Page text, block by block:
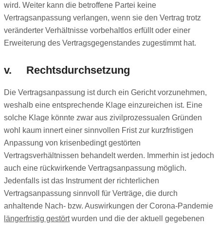
wird. Weiter kann die betroffene Partei keine
Vertragsanpassung verlangen, wenn sie den Vertrag trotz
veränderter Verhältnisse vorbehaltlos erfüllt oder einer
Erweiterung des Vertragsgegenstandes zugestimmt hat.
v. Rechtsdurchsetzung
Die Vertragsanpassung ist durch ein Gericht vorzunehmen,
weshalb eine entsprechende Klage einzureichen ist. Eine
solche Klage könnte zwar aus zivilprozessualen Gründen
wohl kaum innert einer sinnvollen Frist zur kurzfristigen
Anpassung von krisenbedingt gestörten
Vertragsverhältnissen behandelt werden. Immerhin ist jedoch
auch eine rückwirkende Vertragsanpassung möglich.
Jedenfalls ist das Instrument der richterlichen
Vertragsanpassung sinnvoll für Verträge, die durch
anhaltende Nach- bzw. Auswirkungen der Corona-Pandemie
längerfristig gestörtwurden und die der aktuell gegebenen